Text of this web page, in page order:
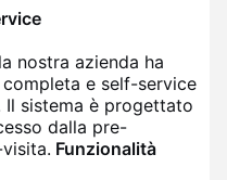
nostra azienda ha
e self-service
sistema è progettato
dalla pre-
Funzionalità